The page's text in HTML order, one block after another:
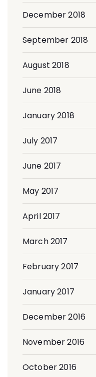
December 2018
September 2018
August 2018
June 2018
January 2018
July 2017
June 2017
May 2017
April 2017
March 2017
February 2017
January 2017
December 2016
November 2016
October 2016